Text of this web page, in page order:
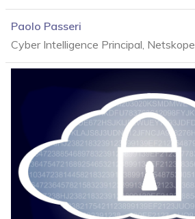
Paolo Passeri
Cyber Intelligence Principal, Netskope